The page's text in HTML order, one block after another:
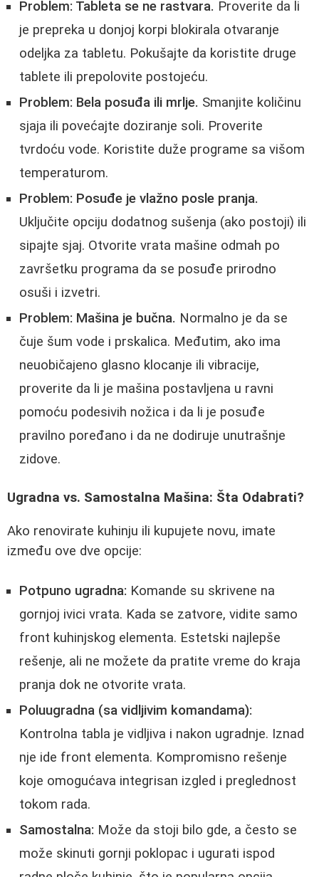
Problem: Tableta se ne rastvara. Proverite da li
je prepreka u donjoj korpi blokirala otvaranje
odeljka za tabletu. Pokušajte da koristite druge
tablete ili prepolovite postojeću.
Problem: Bela posuđa ili mrlje. Smanjite količinu
sjaja ili povećajte doziranje soli. Proverite
tvrdoću vode. Koristite duže programe sa višom
temperaturom.
Problem: Posuđe je vlažno posle pranja.
Uključite opciju dodatnog sušenja (ako postoji) ili
sipajte sjaj. Otvorite vrata mašine odmah po
završetku programa da se posuđe prirodno
osuši i izvetri.
Problem: Mašina je bučna. Normalno je da se
čuje šum vode i prskalica. Međutim, ako ima
neuobičajeno glasno klocanje ili vibracije,
proverite da li je mašina postavljena u ravni
pomoću podesivih nožica i da li je posuđe
pravilno poređano i da ne dodiruje unutrašnje
zidove.
Ugradna vs. Samostalna Mašina: Šta Odabrati?
Ako renovirate kuhinju ili kupujete novu, imate
između ove dve opcije:
Potpuno ugradna: Komande su skrivene na
gornjoj ivici vrata. Kada se zatvore, vidite samo
front kuhinjskog elementa. Estetski najlepše
rešenje, ali ne možete da pratite vreme do kraja
pranja dok ne otvorite vrata.
Poluugradna (sa vidljivim komandama):
Kontrolna tabla je vidljiva i nakon ugradnje. Iznad
nje ide front elementa. Kompromisno rešenje
koje omogućava integrisan izgled i preglednost
tokom rada.
Samostalna: Može da stoji bilo gde, a često se
može skinuti gornji poklopac i ugurati ispod